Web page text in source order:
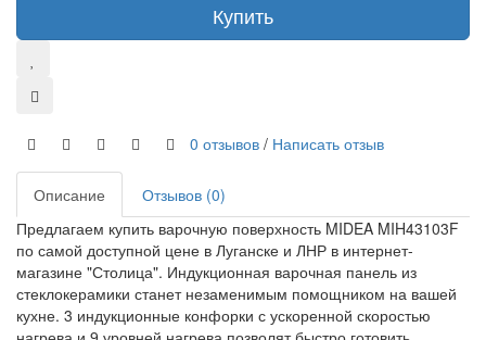
Купить
0 отзывов / Написать отзыв
Описание
Отзывов (0)
Предлагаем купить варочную поверхность MIDEA MIH43103F
по самой доступной цене в Луганске и ЛНР в интернет-
магазине "Столица". Индукционная варочная панель из
стеклокерамики станет незаменимым помощником на вашей
кухне. 3 индукционные конфорки с ускоренной скоростью